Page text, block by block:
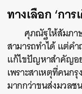
ทางเลือก ‘กา
ศุภณัฐให้สัมภา
สามารถทำได้ แต่ค
แก้ไขปัญหาสำคัญอย่
เพราะสาเหตุที่คนก
มากกว่าขนส่งมวลช